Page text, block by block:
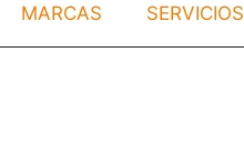
MARCAS SERVICIOS